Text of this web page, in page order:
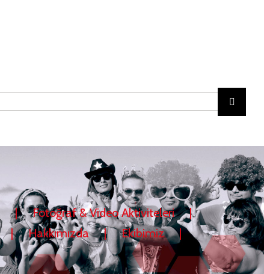
Ara:
Fotoğraf & Video Aktiviteleri
Hakkımızda
Ekibimiz